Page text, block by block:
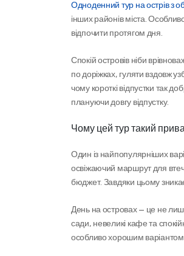
Одноденний тур на острів з
інших районів міста.
відпочити протягом дня.
Спокій островів ніби
по доріжках, гуляти вздовж
чому короткі відпустки так
плануючи довгу відпустку.
Чому цей тур такий
Один із найпопулярніших
освіжаючий маршрут для
бюджет. Завдяки цьому
День на островах — це не
сади, невеликі кафе та
особливо хорошим